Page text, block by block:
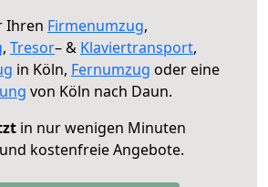
Ihren Firmenumzug,
, Tresor– & Klaviertransport,
in Köln, Fernumzug oder eine
von Köln nach Daun.
in nur wenigen Minuten
kostenfreie Angebote.